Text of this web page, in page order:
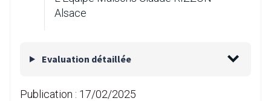
Alsace
Evaluation détaillée
Publication : 17/02/2025